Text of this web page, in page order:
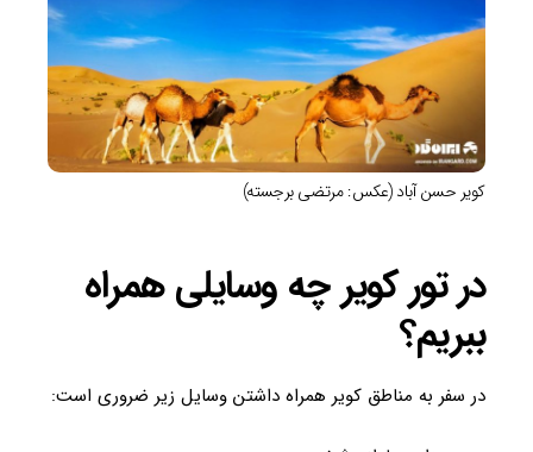
کویر حسن آباد (عکس: مرتضی برجسته)
در تور کویر چه وسایلی همراه
ببریم؟
در سفر به مناطق کویر همراه داشتن وسایل زیر ضروری است: